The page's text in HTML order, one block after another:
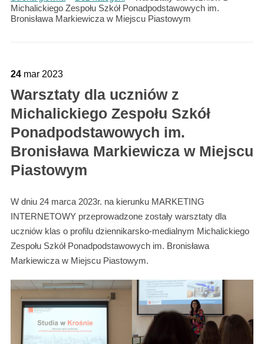
Michalickiego Zespołu Szkół Ponadpodstawowych im.
Bronisława Markiewicza w Miejscu Piastowym
24 mar 2023
Warsztaty dla uczniów z
Michalickiego Zespołu Szkół
Ponadpodstawowych im.
Bronisława Markiewicza w Miejscu
Piastowym
W dniu 24 marca 2023r. na kierunku MARKETING
INTERNETOWY przeprowadzone zostały warsztaty dla
uczniów klas o profilu dziennikarsko-medialnym Michalickiego
Zespołu Szkół Ponadpodstawowych im. Bronisława
Markiewicza w Miejscu Piastowym.